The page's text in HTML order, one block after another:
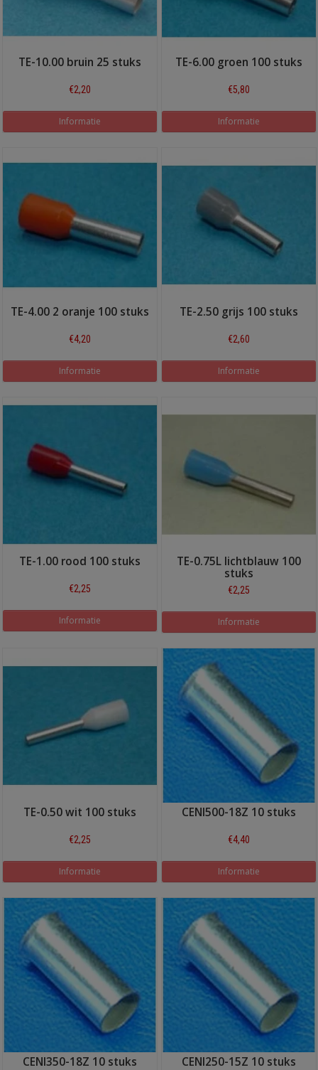
TE-10.00 bruin 25 stuks
€2,20
Informatie
TE-6.00 groen 100 stuks
€5,80
Informatie
TE-4.00 2 oranje 100 stuks
€4,20
Informatie
TE-2.50 grijs 100 stuks
€2,60
Informatie
TE-1.00 rood 100 stuks
€2,25
Informatie
TE-0.75L lichtblauw 100
stuks
€2,25
Informatie
TE-0.50 wit 100 stuks
€2,25
Informatie
CENI500-18Z 10 stuks
€4,40
Informatie
CENI350-18Z 10 stuks CENI250-15Z 10 stuks